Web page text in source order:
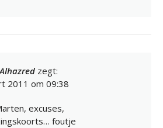
zegt:
2011 om 09:38
excuses,
foutje